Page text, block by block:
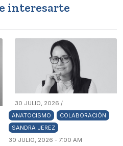
interesarte
30 JULIO, 2026 /
ANATOCISMO
COLABORACIÓN
SANDRA JEREZ
30 JULIO, 2026 - 7:00 AM